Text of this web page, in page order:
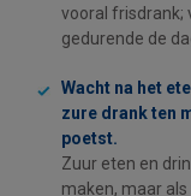
vooral frisdrank;
gedurende de
Wacht na het
zure drank ten
poetst.
Zuur eten en
maken, maar